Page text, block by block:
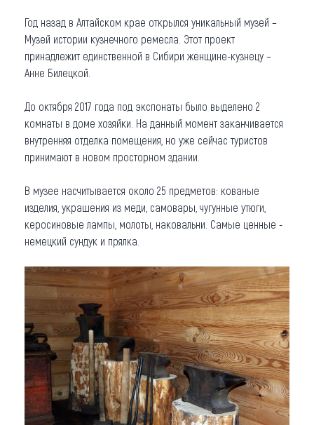
Год назад в Алтайском крае открылся уникальный музей –
Музей истории кузнечного ремесла. Этот проект
принадлежит единственной в Сибири женщине-кузнецу –
Анне Билецкой.
До октября 2017 года под экспонаты было выделено 2
комнаты в доме хозяйки. На данный момент заканчивается
внутренняя отделка помещения, но уже сейчас туристов
принимают в новом просторном здании.
В музее насчитывается около 25 предметов: кованые
изделия, украшения из меди, самовары, чугунные утюги,
керосиновые лампы, молоты, наковальни. Самые ценные -
немецкий сундук и прялка.